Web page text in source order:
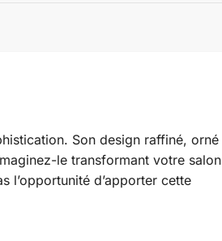
Son design raffiné, orné
le transformant votre salon
l’opportunité d’apporter cette